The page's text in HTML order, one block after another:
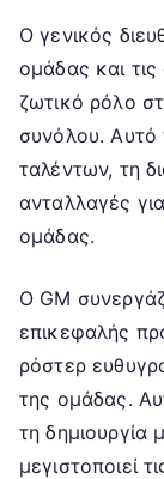
Ο γενικός
ομάδας και
ζωτικό ρόλο
συνόλου. Αυτό
ταλέντων, τη
ανταλλαγές
ομάδας.
Ο GM
επικεφαλής
ρόστερ
της ομάδας.
τη δημιουργία
μεγιστοποιεί